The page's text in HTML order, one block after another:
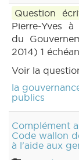
Question
Pierre-Yves
du
2014) 1
Voir la
la
publics
Complément
Code wallon
à l'aide aux